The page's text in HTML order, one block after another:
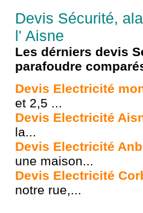
Devis Sécurité,
l' Aisne
Les dérniers devis
parafoudre
Devis Electricité
et 2,5 ...
Devis Electricité
la...
Devis Electricité
une maison...
Devis Electricité
notre rue,...